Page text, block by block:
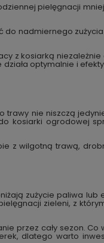
pielęgnacji
nadmiernego zużycia
z kosiarką niezależnie
optymalnie i
trawy nie niszczą
kosiarki ogrodowej
z wilgotną trawą,
zużycie paliwa lub
zieleni, z
przez cały sezon. Co
dlatego warto